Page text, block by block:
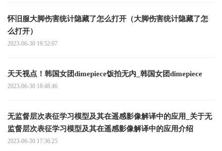
怀旧服大脚伤害统计隐藏了怎么打开（大脚伤害统计隐藏了怎
么打开）
2023-06-30 19:52:07
天天视点！韩国女团dimepiece饭拍无内_韩国女团dimepiece
2023-06-30 18:48:46
无监督层次表征学习模型及其在遥感影像解译中的应用_关于无
监督层次表征学习模型及其在遥感影像解译中的应用介绍
2023-06-30 17:36:25